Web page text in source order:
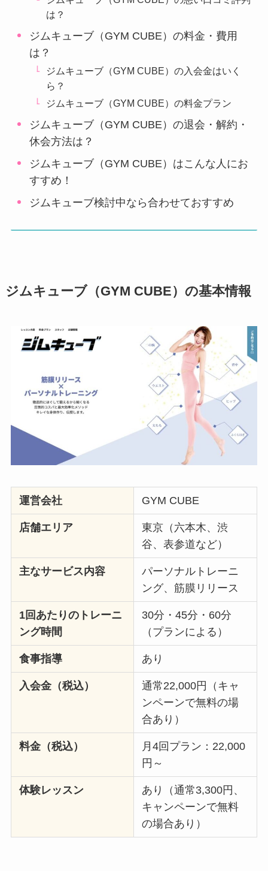
は？
ジムキューブ（GYM CUBE）の料金・費用
は？
ジムキューブ（GYM CUBE）の入会金はいく
ら？
ジムキューブ（GYM CUBE）の料金プラン
ジムキューブ（GYM CUBE）の退会・解約・
休会方法は？
ジムキューブ（GYM CUBE）はこんな人にお
すすめ！
ジムキューブ検討中なら合わせておすすめ
ジムキューブ（GYM CUBE）の基本情報
運営会社 GYM CUBE
店舗エリア
東京（六本木、渋
谷、表参道など）
主なサービス内容
パーソナルトレーニ
ング、筋膜リリース
1回あたりのトレーニ
ング時間
30分・45分・60分
（プランによる）
食事指導 あり
入会金（税込）
通常22,000円（キャ
ンペーンで無料の場
合あり）
料金（税込）
月4回プラン：22,000
円～
体験レッスン
あり（通常3,300円、
キャンペーンで無料
の場合あり）